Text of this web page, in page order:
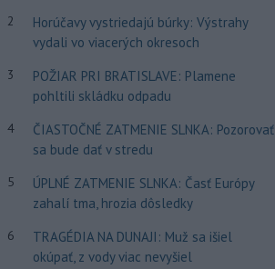
2
Horúčavy vystriedajú búrky: Výstrahy
vydali vo viacerých okresoch
3
POŽIAR PRI BRATISLAVE: Plamene
pohltili skládku odpadu
4
ČIASTOČNÉ ZATMENIE SLNKA: Pozorovať
sa bude dať v stredu
5
ÚPLNÉ ZATMENIE SLNKA: Časť Európy
zahalí tma, hrozia dôsledky
6
TRAGÉDIA NA DUNAJI: Muž sa išiel
okúpať, z vody viac nevyšiel